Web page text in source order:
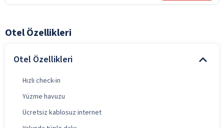
Otel Özellikleri
Otel Özellikleri
Hızlı check-in
Yüzme havuzu
Ücretsiz kablosuz internet